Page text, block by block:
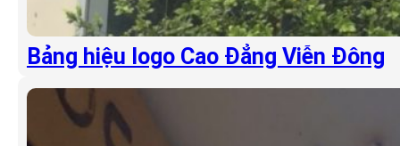
Bảng hiệu logo Cao Đẳng Viễn Đông